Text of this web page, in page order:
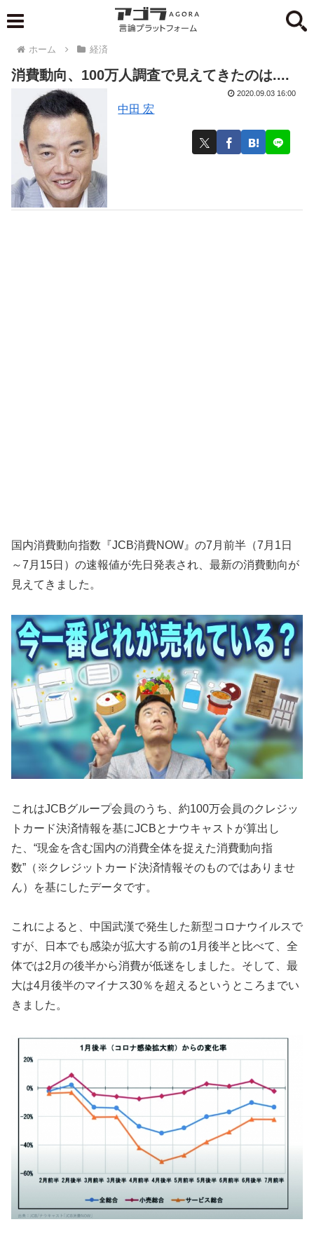
ホーム 経済
消費動向、100万人調査で見えてきたのは....
中田 宏
2020.09.03 16:00
国内消費動向指数『JCB消費NOW』の7月前半（7月1日
～7月15日）の速報値が先日発表され、最新の消費動向が
見えてきました。
これはJCBグループ会員のうち、約100万会員のクレジッ
トカード決済情報を基にJCBとナウキャストが算出し
た、“現金を含む国内の消費全体を捉えた消費動向指
数”（※クレジットカード決済情報そのものではありませ
ん）を基にしたデータです。
これによると、中国武漢で発生した新型コロナウイルスで
すが、日本でも感染が拡大する前の1月後半と比べて、全
体では2月の後半から消費が低迷をしました。そして、最
大は4月後半のマイナス30％を超えるというところまでい
きました。